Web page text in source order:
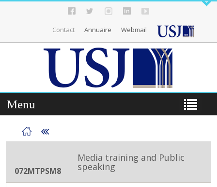
Contact Annuaire Webmail
Menu
072MTPSM8
Media training and Public
speaking